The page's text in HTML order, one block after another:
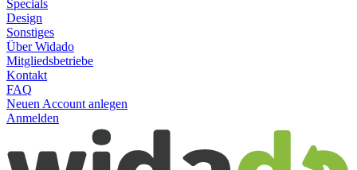
Specials
Design
Sonstiges
Über Widado
Mitgliedsbetriebe
Kontakt
FAQ
Neuen Account anlegen
Anmelden